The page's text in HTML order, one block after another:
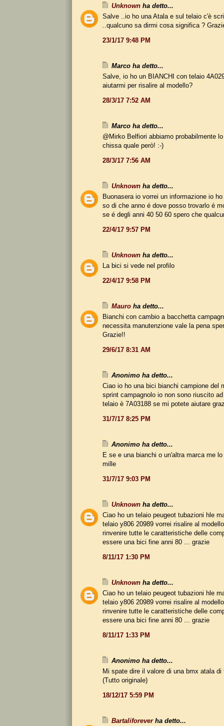
Unknown ha detto...
Salve ..io ho una Atala e sul telaio c'è
..qualcuno sa dirmi cosa significa ?
23/1/17 9:48 PM
Marco ha detto...
Salve, io ho un BIANCHI con telaio
aiutarmi per risalire al modello?
28/3/17 7:52 AM
Marco ha detto...
@Mirko Belfiori abbiamo probabilmente
chissa quale però! :-)
28/3/17 7:56 AM
Unknown ha detto...
Buonasera io vorrei un informazione io
so di che anno é dove posso trovarlo é
se é degli anni 40 50 60 spero che
22/4/17 9:57 PM
Unknown ha detto...
La bici si vede nel profilo
22/4/17 9:58 PM
Mauro ha detto...
Bianchi con cambio a bacchetta
necessita manutenzione vale la pena
Grazie!!
29/6/17 8:31 AM
Anonimo ha detto...
Ciao io ho una bici bianchi campione del
sprint campagnolo io non sono riuscito
telaio è 7A03188 se mi potete aiutare
31/7/17 8:25 PM
Anonimo ha detto...
E se e una bianchi o un'altra marca me
mille
31/7/17 9:03 PM
Unknown ha detto...
Ciao ho un telaio peugeot tubazioni hle
telaio y806 20989 vorrei risalire al
rinvenire tutte le caratteristiche delle
essere una bici fine anni 80 ... grazie
8/11/17 1:30 PM
Unknown ha detto...
Ciao ho un telaio peugeot tubazioni hle
telaio y806 20989 vorrei risalire al
rinvenire tutte le caratteristiche delle
essere una bici fine anni 80 ... grazie
8/11/17 1:33 PM
Anonimo ha detto...
Mi spate dire il valore di una bmx atala di
(Tutto originale)
18/12/17 5:59 PM
Bartaliforeverha detto...